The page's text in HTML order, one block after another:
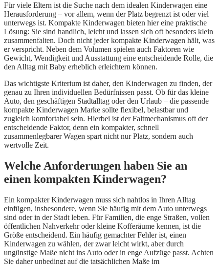
Für viele Eltern ist die Suche nach dem idealen Kinderwagen eine
Herausforderung – vor allem, wenn der Platz begrenzt ist oder viel
unterwegs ist. Kompakte Kinderwagen bieten hier eine praktische
Lösung: Sie sind handlich, leicht und lassen sich oft besonders klein
zusammenfalten. Doch nicht jeder kompakte Kinderwagen hält, was
er verspricht. Neben dem Volumen spielen auch Faktoren wie
Gewicht, Wendigkeit und Ausstattung eine entscheidende Rolle, die
den Alltag mit Baby erheblich erleichtern können.
Das wichtigste Kriterium ist daher, den Kinderwagen zu finden, der
genau zu Ihren individuellen Bedürfnissen passt. Ob für das kleine
Auto, den geschäftigen Stadtalltag oder den Urlaub – die passende
kompakte Kinderwagen Marke sollte flexibel, belastbar und
zugleich komfortabel sein. Hierbei ist der Faltmechanismus oft der
entscheidende Faktor, denn ein kompakter, schnell
zusammenlegbarer Wagen spart nicht nur Platz, sondern auch
wertvolle Zeit.
Welche Anforderungen haben Sie an
einen kompakten Kinderwagen?
Ein kompakter Kinderwagen muss sich nahtlos in Ihren Alltag
einfügen, insbesondere, wenn Sie häufig mit dem Auto unterwegs
sind oder in der Stadt leben. Für Familien, die enge Straßen, vollen
öffentlichen Nahverkehr oder kleine Kofferäume kennen, ist die
Größe entscheidend. Ein häufig gemachter Fehler ist, einen
Kinderwagen zu wählen, der zwar leicht wirkt, aber durch
ungünstige Maße nicht ins Auto oder in enge Aufzüge passt. Achten
Sie daher unbedingt auf die tatsächlichen Maße im